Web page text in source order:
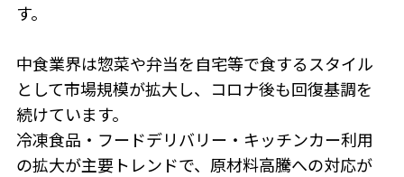
す。
中食業界は惣菜や弁当を自宅等で食するスタイル
として市場規模が拡大し、コロナ後も回復基調を
続けています。
冷凍食品・フードデリバリー・キッチンカー利用
の拡大が主要トレンドで、原材料高騰への対応が